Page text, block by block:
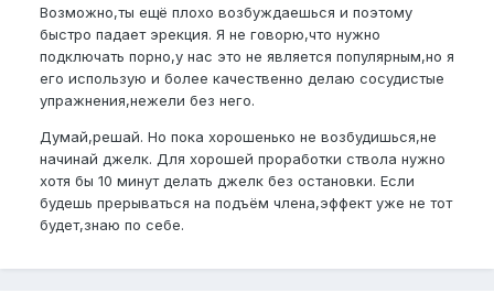
Возможно,ты ещё плохо возбуждаешься и поэтому
быстро падает эрекция. Я не говорю,что нужно
подключать порно,у нас это не является популярным,но я
его использую и более качественно делаю сосудистые
упражнения,нежели без него.
Думай,решай. Но пока хорошенько не возбудишься,не
начинай джелк. Для хорошей проработки ствола нужно
хотя бы 10 минут делать джелк без остановки. Если
будешь прерываться на подъём члена,эффект уже не тот
будет,знаю по себе.